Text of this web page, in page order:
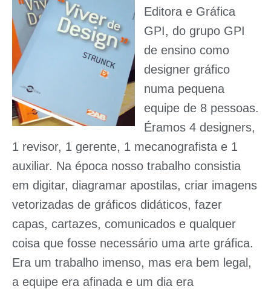
Editora e Gráfica
GPI, do grupo GPI
de ensino como
designer gráfico
numa pequena
equipe de 8 pessoas.
Éramos 4 designers,
1 revisor, 1 gerente, 1 mecanografista e 1
auxiliar. Na época nosso trabalho consistia
em digitar, diagramar apostilas, criar imagens
vetorizadas de gráficos didáticos, fazer
capas, cartazes, comunicados e qualquer
coisa que fosse necessário uma arte gráfica.
Era um trabalho imenso, mas era bem legal,
a equipe era afinada e um dia era